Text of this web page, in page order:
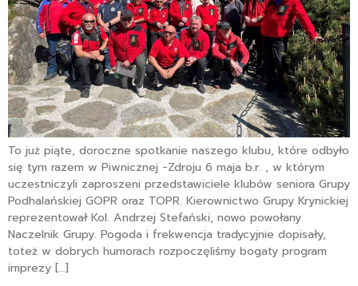
To już piąte, doroczne spotkanie naszego klubu, które odbyło
się tym razem w Piwnicznej -Zdroju 6 maja b.r. , w którym
uczestniczyli zaproszeni przedstawiciele klubów seniora Grupy
Podhalańskiej GOPR oraz TOPR. Kierownictwo Grupy Krynickiej
reprezentował Kol. Andrzej Stefański, nowo powołany
Naczelnik Grupy. Pogoda i frekwencja tradycyjnie dopisały,
toteż w dobrych humorach rozpoczęliśmy bogaty program
imprezy […]